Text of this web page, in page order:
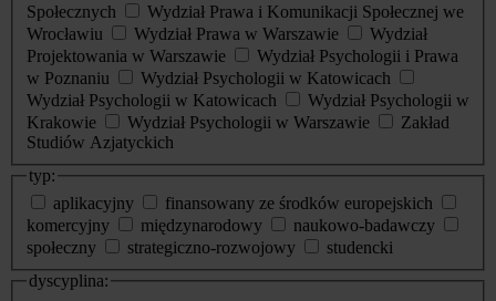
Społecznych
Wydział Prawa i Komunikacji Społecznej we
Wrocławiu
Wydział Prawa w Warszawie
Wydział
Projektowania w Warszawie
Wydział Psychologii i Prawa
w Poznaniu
Wydział Psychologii w Katowicach
Wydział Psychologii w Katowicach
Wydział Psychologii w
Krakowie
Wydział Psychologii w Warszawie
Zakład
Studiów Azjatyckich
typ:
aplikacyjny
finansowany ze środków europejskich
komercyjny
międzynarodowy
naukowo-badawczy
społeczny
strategiczno-rozwojowy
studencki
dyscyplina: